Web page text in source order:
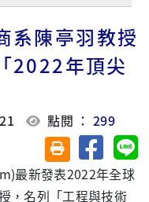
系陳亭羽教授
2022年頂尖
點閱 ：299
友善列印(另開視
分享至
最新發表2022年全球
，名列「工程與技術